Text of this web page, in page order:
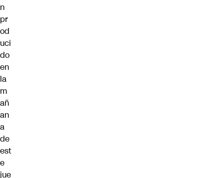
n
pr
od
uci
do
en
la
m
añ
an
a
de
est
e
jue